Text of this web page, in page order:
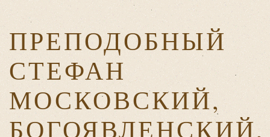
ПРЕПОДОБНЫЙ
СТЕФАН
МОСКОВСКИЙ,
БОГОЯВЛЕНСКИЙ,